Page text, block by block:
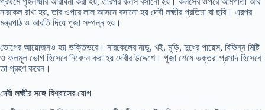
নারকেল রাখা হয়, তার ওপরে লাল আসনে বসানো হয় দেবী লক্ষ্মীর প্রতিমা বা ছবি। এরপর
মন্ত্রপাঠ ও আরতি দিয়ে পূজা সম্পন্ন হয়।
ভোগের আয়োজনও হয় ভক্তিভরে। নারকেলের নাড়ু, খই, মুড়ি, দুধের পায়েস, বিভিন্ন মিষ্টি
ও ফলমূল ভোগ হিসেবে নিবেদন করা হয় দেবীর উদ্দেশে। পূজা শেষে ভক্তরা প্রসাদ হিসেবে
তা গ্রহণ করেন।
দেবী লক্ষ্মীর সঙ্গে বিশ্বাসের যোগ